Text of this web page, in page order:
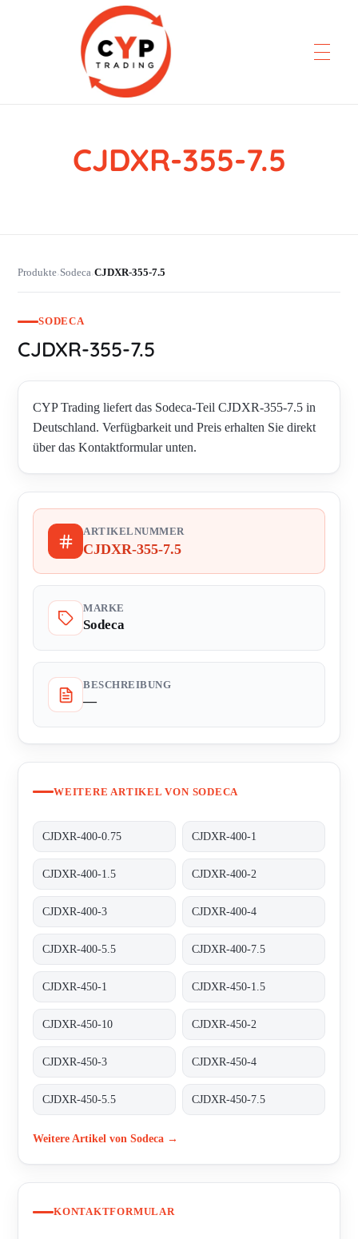
CYP Trading
Professionelle Ersatzteilbeschaffung
CJDXR-355-7.5
Produkte›Sodeca›CJDXR-355-7.5
SODECA
CJDXR-355-7.5
CYP Trading liefert das Sodeca-Teil CJDXR-355-7.5 in
Deutschland. Verfügbarkeit und Preis erhalten Sie direkt
über das Kontaktformular unten.
ARTIKELNUMMER
CJDXR-355-7.5
MARKE
Sodeca
BESCHREIBUNG
—
WEITERE ARTIKEL VON SODECA
CJDXR-400-0.75 CJDXR-400-1
CJDXR-400-1.5 CJDXR-400-2
CJDXR-400-3 CJDXR-400-4
CJDXR-400-5.5 CJDXR-400-7.5
CJDXR-450-1 CJDXR-450-1.5
CJDXR-450-10 CJDXR-450-2
CJDXR-450-3 CJDXR-450-4
CJDXR-450-5.5 CJDXR-450-7.5
Weitere Artikel von Sodeca →
KONTAKTFORMULAR